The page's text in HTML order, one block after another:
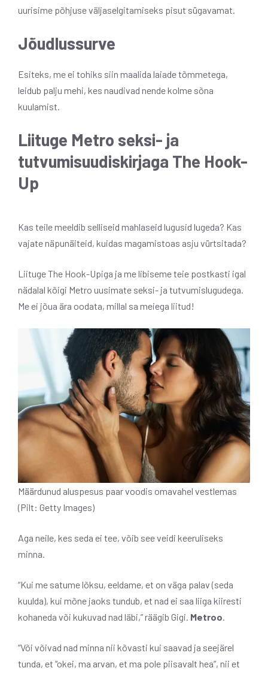
uurisime põhjuse väljaselgitamiseks pisut sügavamat.
Jõudlussurve
Esiteks, me ei tohiks siin maalida laiade tõmmetega,
leidub palju mehi, kes naudivad nende kolme sõna
kuulamist.
Liituge Metro seksi- ja
tutvumisuudiskirjaga The Hook-
Up
Kas teile meeldib selliseid mahlaseid lugusid lugeda? Kas
vajate näpunäiteid, kuidas magamistoas asju vürtsitada?
Liituge The Hook-Upiga ja me libiseme teie postkasti igal
nädalal kõigi Metro uusimate seksi- ja tutvumislugudega.
Me ei jõua ära oodata, millal sa meiega liitud!
Määrdunud aluspesus paar voodis omavahel vestlemas
(Pilt: Getty Images)
Aga neile, kes seda ei tee, võib see veidi keeruliseks
minna.
“Kui me satume lõksu, eeldame, et on väga palav (seda
kuulda), kui mõne jaoks tundub, et nad ei saa liiga kiiresti
kohaneda või kukuvad nad läbi,” räägib Gigi. Metroo.
“Või võivad nad minna nii kõvasti kui saavad ja seejärel
tunda, et “okei, ma arvan, et ma pole piisavalt hea”, nii et